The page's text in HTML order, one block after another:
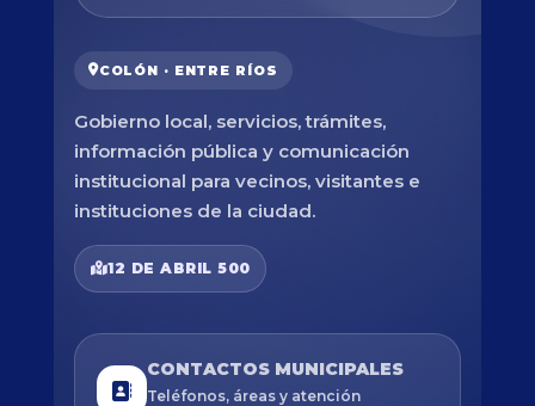
COLÓN · ENTRE RÍOS
Gobierno local, servicios, trámites,
información pública y comunicación
institucional para vecinos, visitantes e
instituciones de la ciudad.
12 DE ABRIL 500
CONTACTOS MUNICIPALES
Teléfonos, áreas y atención